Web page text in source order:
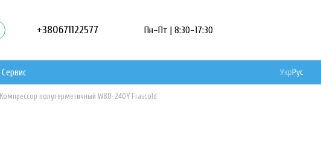
+380671122577 Пн–Пт | 8:30–17:30
Сервис УкрРус
Компрессор полугерметичный W80-240Y Frascold